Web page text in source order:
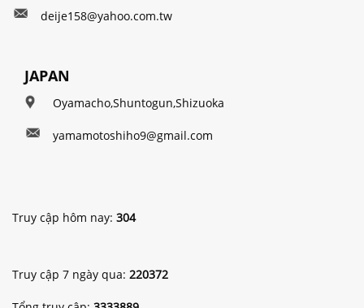
deije158@yahoo.com.tw
JAPAN
Oyamacho,Shuntogun,Shizuoka
yamamotoshiho9@gmail.com
Truy cập hôm nay: 304
Truy cập 7 ngày qua: 220372